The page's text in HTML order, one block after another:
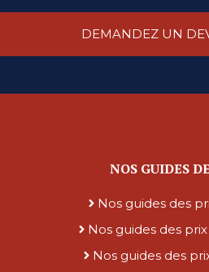
DEMANDEZ UN
NOS GUIDES
Nos guides des
Nos guides des
Nos guides des